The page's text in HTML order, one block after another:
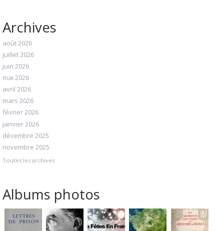
Archives
août 2026
juillet 2026
juin 2026
mai 2026
avril 2026
mars 2026
février 2026
janvier 2026
décembre 2025
novembre 2025
Toutes les archives
Albums photos